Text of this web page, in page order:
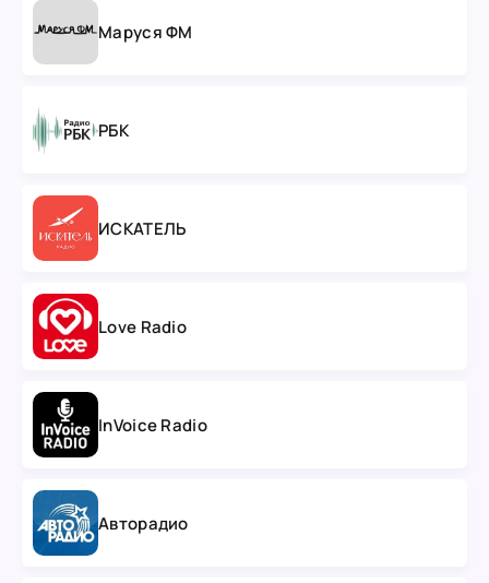
Маруся ФМ
РБК
ИСКАТЕЛЬ
Love Radio
InVoice Radio
Авторадио